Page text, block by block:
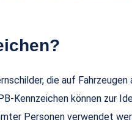
die auf
Kennzeichen können zur
Personen verwendet